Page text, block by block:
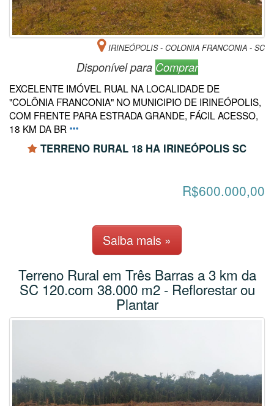
IRINEÓPOLIS - COLONIA FRANCONIA - SC
Disponível para Comprar
EXCELENTE IMÓVEL RUAL NA LOCALIDADE DE
"COLÔNIA FRANCONIA" NO MUNICIPIO DE IRINEÓPOLIS,
COM FRENTE PARA ESTRADA GRANDE, FÁCIL ACESSO,
18 KM DA BR
TERRENO RURAL 18 HA IRINEÓPOLIS SC
R$600.000,00
Saiba mais »
Terreno Rural em Três Barras a 3 km da
SC 120.com 38.000 m2 - Reflorestar ou
Plantar